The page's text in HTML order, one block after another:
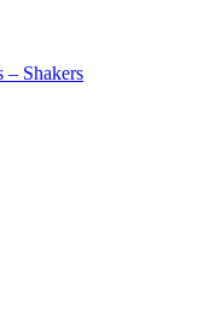
– Shakers